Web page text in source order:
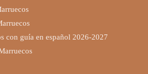
con guía en español 2026-2027